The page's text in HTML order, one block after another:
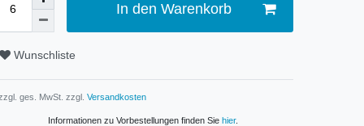
In den Warenkorb
Wunschliste
ges. MwSt. zzgl. Versandkosten
Informationen zu Vorbestellungen finden Sie hier.